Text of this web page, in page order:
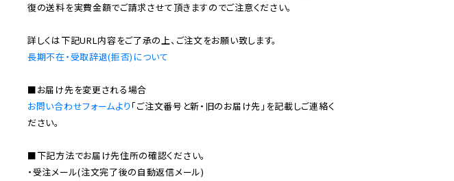
復の送料を実費金額でご請求させて頂きますのでご注意ください。
長期不在・受取辞退(拒否)について
お問い合わせフォームより 「ご注文番号と新・旧のお届け先」を記載しご連絡く
ださい。
■下記方法でお届け先住所の確認ください。
・受注メール(注文完了後の自動返信メール)